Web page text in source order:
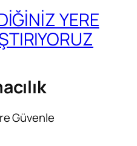
YERE
Güvenle